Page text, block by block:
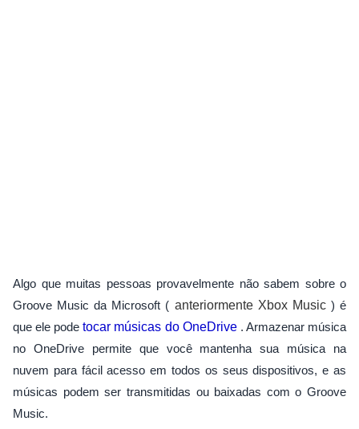
Algo que muitas pessoas provavelmente não sabem sobre o
Groove Music da Microsoft ( anteriormente Xbox Music) é
que ele podetocar músicas do OneDrive. Armazenar música
no OneDrive permite que você mantenha sua música na
nuvem para fácil acesso em todos os seus dispositivos, e as
músicas podem ser transmitidas ou baixadas com o Groove
Music.